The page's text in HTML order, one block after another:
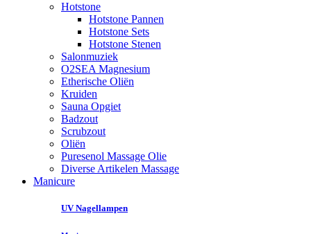
Hotstone
Hotstone Pannen
Hotstone Sets
Hotstone Stenen
Salonmuziek
O2SEA Magnesium
Etherische Oliën
Kruiden
Sauna Opgiet
Badzout
Scrubzout
Oliën
Puresenol Massage Olie
Diverse Artikelen Massage
Manicure
UV Nagellampen